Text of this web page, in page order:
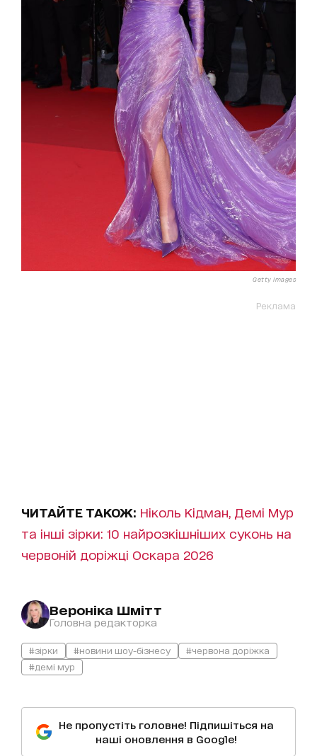
Getty Images
Реклама
ЧИТАЙТЕ ТАКОЖ: Ніколь Кідман, Демі Мур
та інші зірки: 10 найрозкішніших суконь на
червоній доріжці Оскара 2026
Вероніка Шмітт
Головна редакторка
#зірки #новини шоу-бізнесу
#червона доріжка
#демі мур
Не пропустіть головне! Підпишіться на
наші оновлення в Google!